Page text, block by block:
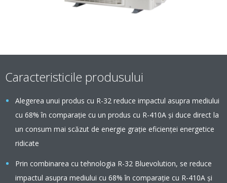
Caracteristicile produsului
Alegerea unui produs cu R-32 reduce impactul asupra mediului
cu 68% în comparaţie cu un produs cu R-410A şi duce direct la
un consum mai scăzut de energie graţie eficienţei energetice
ridicate
Prin combinarea cu tehnologia R-32 Bluevolution, se reduce
impactul asupra mediului cu 68% în comparație cu R-410A și